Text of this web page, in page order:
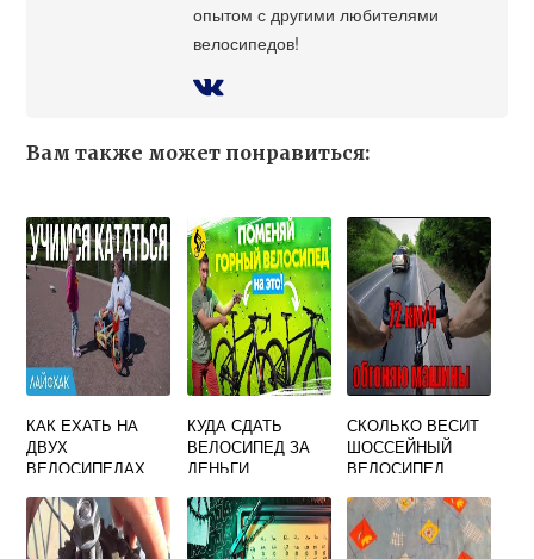
опытом с другими любителями
велосипедов!
Вам также может понравиться:
КАК ЕХАТЬ НА
ДВУХ
ВЕЛОСИПЕДАХ
КУДА СДАТЬ
ВЕЛОСИПЕД ЗА
ДЕНЬГИ
СКОЛЬКО ВЕСИТ
ШОССЕЙНЫЙ
ВЕЛОСИПЕД